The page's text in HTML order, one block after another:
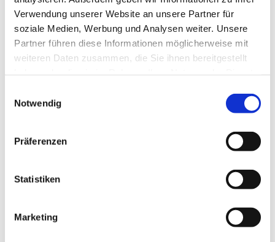
Verwendung unserer Website an unsere Partner für
soziale Medien, Werbung und Analysen weiter. Unsere
Partner führen diese Informationen möglicherweise mit
weiteren Daten zusammen, die Sie ihnen bereitgestellt
Notwendig
Präferenzen
Statistiken
Marketing